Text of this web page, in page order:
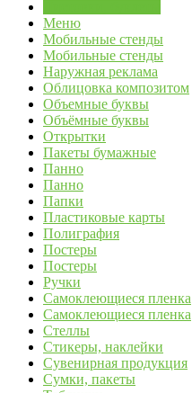
Меню
Мобильные стенды
Мобильные стенды
Наружная реклама
Облицовка композитом
Объемные буквы
Объёмные буквы
Открытки
Пакеты бумажные
Панно
Панно
Папки
Пластиковые карты
Полиграфия
Постеры
Постеры
Ручки
Самоклеющиеся пленка
Самоклеющиеся пленка
Стеллы
Стикеры, наклейки
Сувенирная продукция
Сумки, пакеты